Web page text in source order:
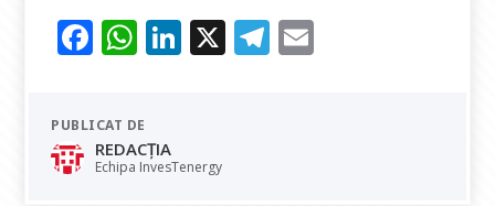
F
e
b
o
W
at
s
A
Li
dI
X T
PUBLICAT DE
REDACȚIA
Echipa InvesTenergy